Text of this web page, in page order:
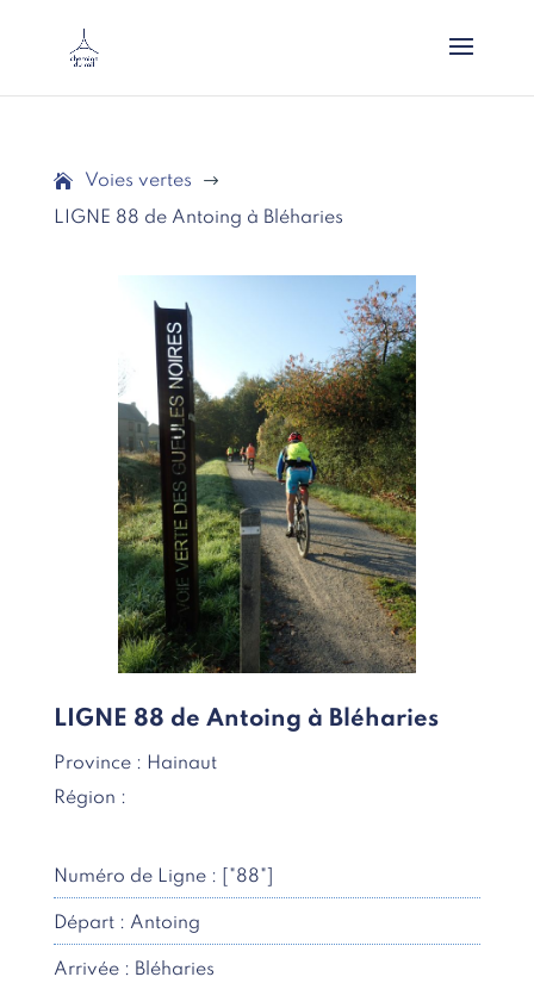
Voies vertes
$
LIGNE 88 de Antoing à Bléharies
LIGNE 88 de Antoing à Bléharies
Province : Hainaut
Région :
Numéro de Ligne : ["88"]
Départ : Antoing
Arrivée : Bléharies